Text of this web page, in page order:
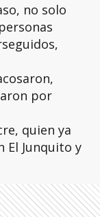
no solo
por
quien ya
El Junquito y